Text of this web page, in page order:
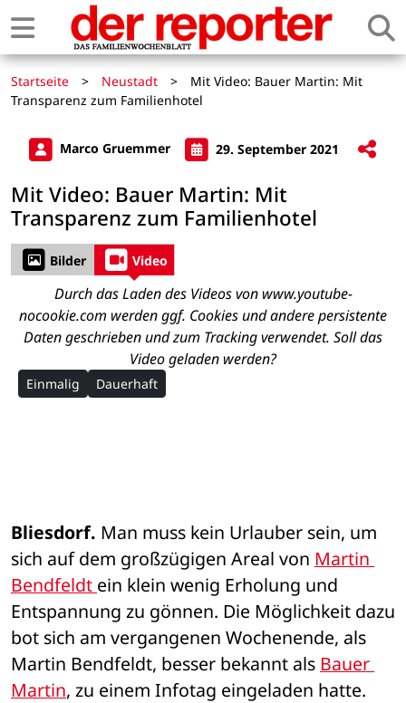
Startseite > Neustadt >
Mit Video: Bauer Martin: Mit
Transparenz zum Familienhotel
Marco Gruemmer 29. September 2021
Mit Video: Bauer Martin: Mit
Transparenz zum Familienhotel
Bilder Video
Durch das Laden des Videos von www.youtube-
nocookie.com werden ggf. Cookies und andere persistente
Daten geschrieben und zum Tracking verwendet. Soll das
Video geladen werden?
Einmalig Dauerhaft
Bliesdorf. Man muss kein Urlauber sein, um
sich auf dem großzügigen Areal von Martin
Bendfeldt ein klein wenig Erholung und
Entspannung zu gönnen. Die Möglichkeit dazu
bot sich am vergangenen Wochenende, als
Martin Bendfeldt, besser bekannt als Bauer
Martin, zu einem Infotag eingeladen hatte.